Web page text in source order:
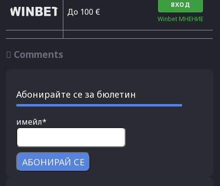
До 100 €
ВХОД
Winbet МНЕНИЕ
 Comments
Абонирайте се за бюлетин
имейл*